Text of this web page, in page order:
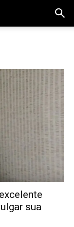
sua